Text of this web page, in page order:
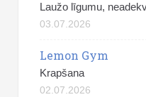
Laužo līgumu,
03.07.2026
Lemon Gym
Krapšana
02.07.2026